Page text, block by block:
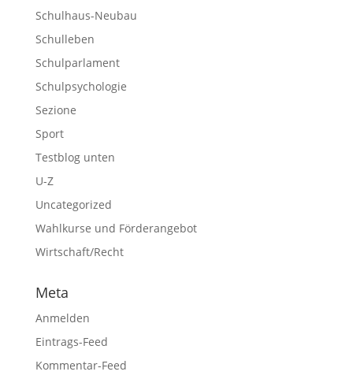
Schulhaus-Neubau
Schulleben
Schulparlament
Schulpsychologie
Sezione
Sport
Testblog unten
U-Z
Uncategorized
Wahlkurse und Förderangebot
Wirtschaft/Recht
Meta
Anmelden
Eintrags-Feed
Kommentar-Feed